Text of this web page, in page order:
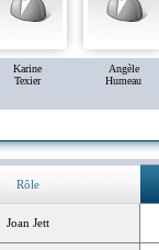
Karine
Texier
Angèle
Humeau
Rôle
Joan Jett